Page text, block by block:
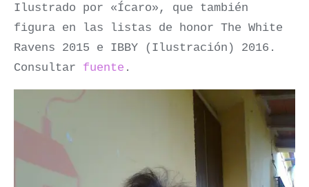
Ilustrado por «Ícaro», que también
figura en las listas de honor The White
Ravens 2015 e IBBY (Ilustración) 2016.
Consultar fuente .